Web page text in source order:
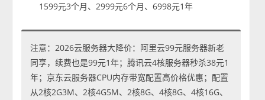
1599元3个月、2999元6个月、6998元1年
注意：2026云服务器大降价：阿里云99元服务器新老
同享，续费也是99元1年；腾讯云4核服务器秒杀38元1
年；京东云服务器CPU内存带宽配置高价格优惠；配置
从2核2G3M、2核4G5M、2核8G、4核8G、4核16G、